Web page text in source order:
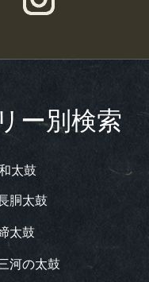
ー別検索
太鼓
胴太鼓
太鼓
河の太鼓